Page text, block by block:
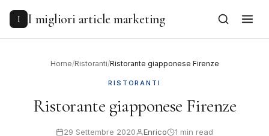
content
I I migliori article marketing
Home/Ristoranti/Ristorante giapponese Firenze
RISTORANTI
Ristorante giapponese Firenze
29 Settembre 2020 Enrico 1 min read